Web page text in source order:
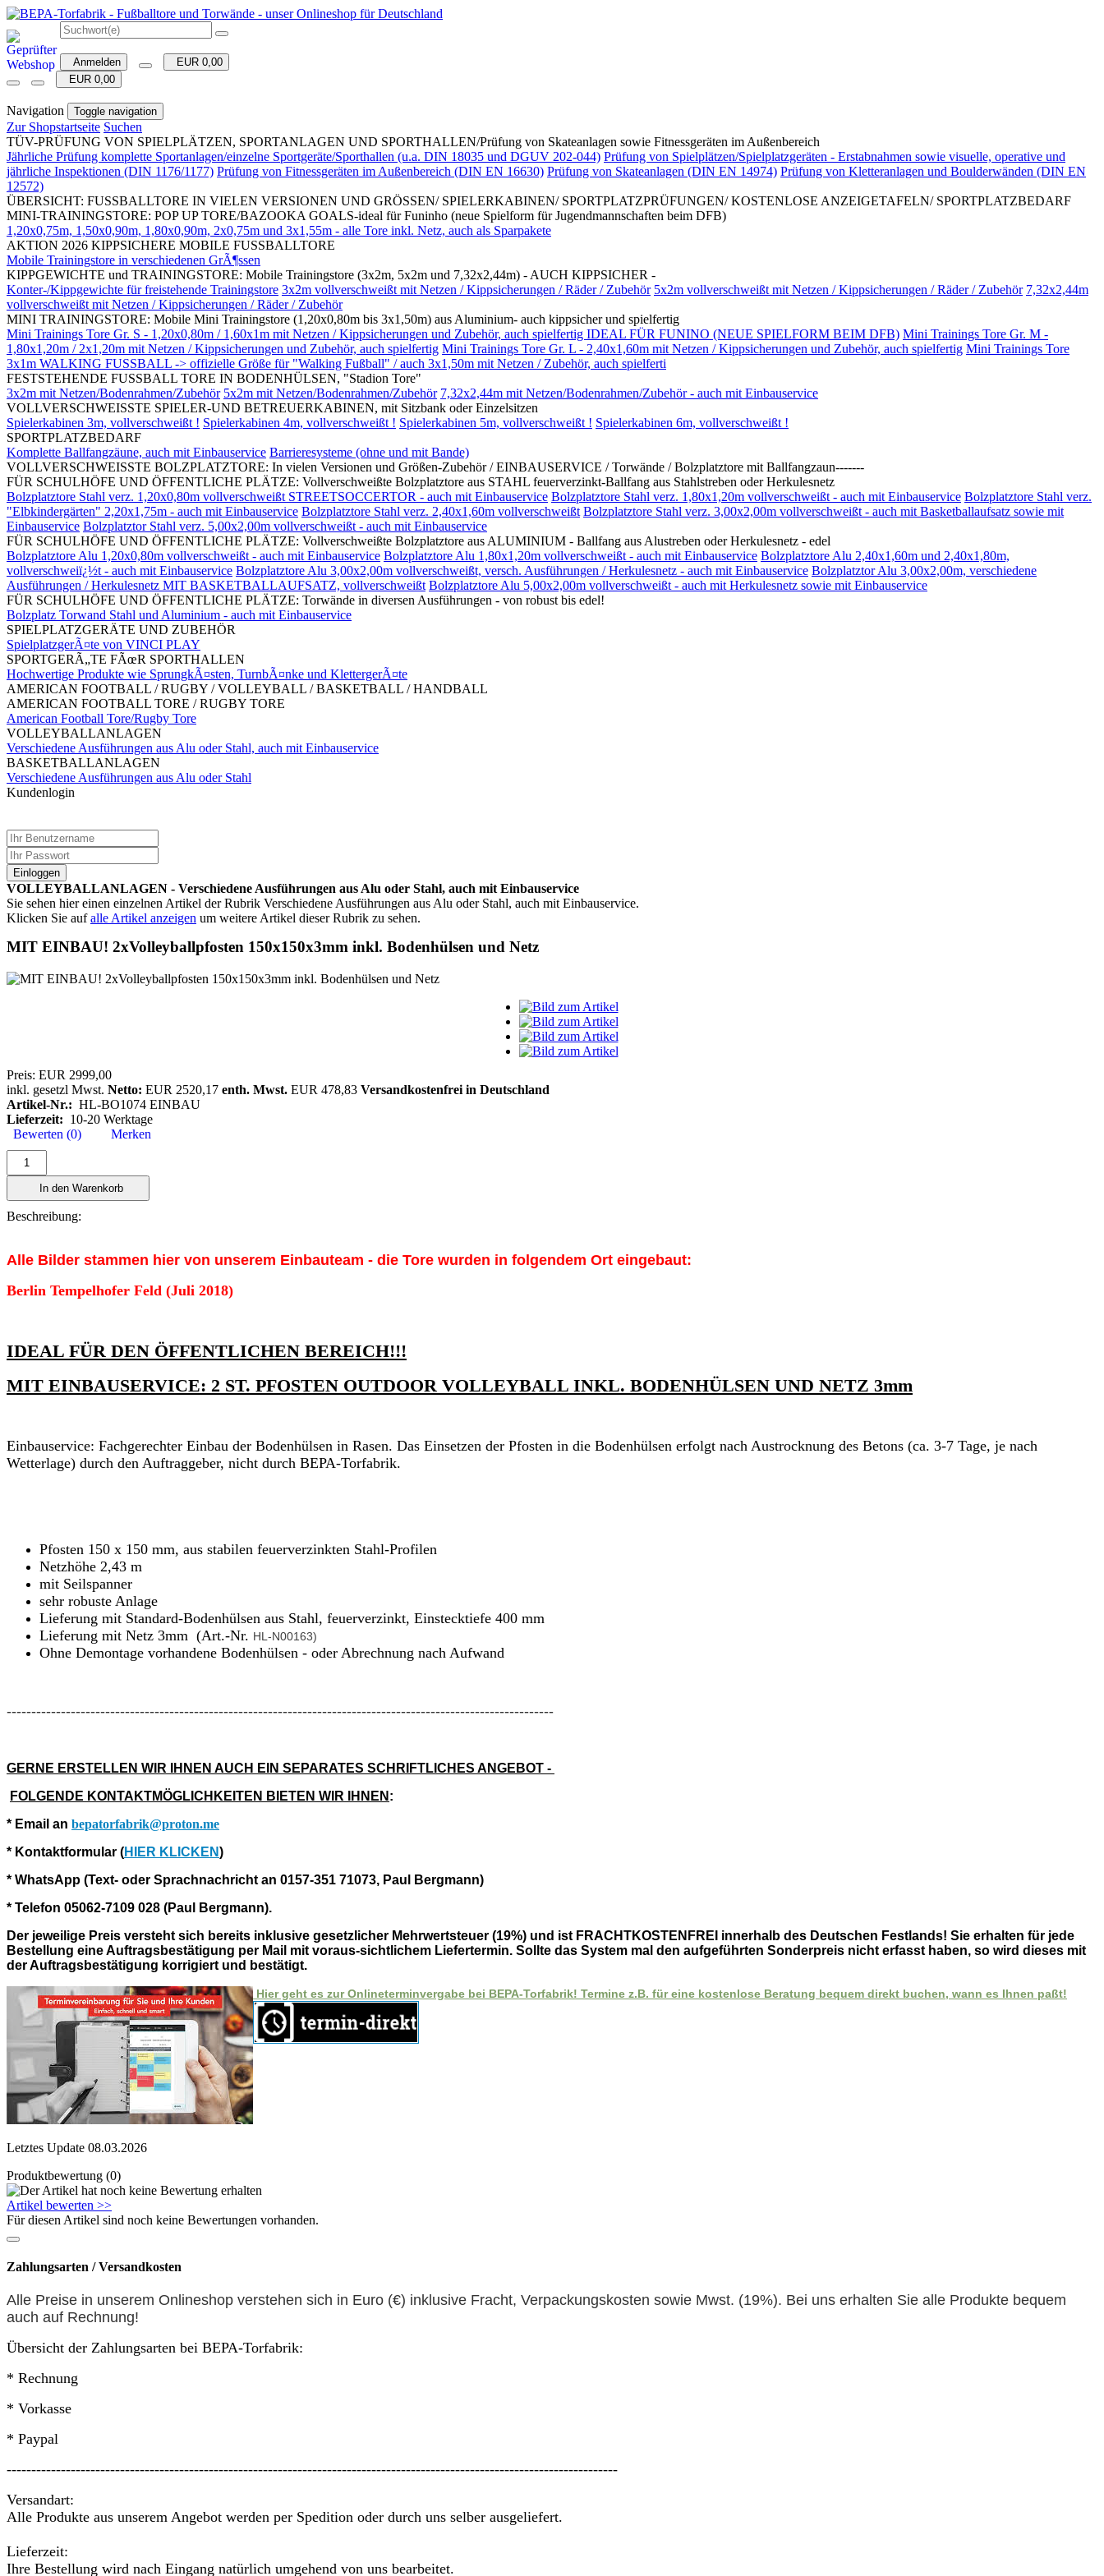
Anmelden
EUR 0,00
EUR 0,00
Navigation Toggle navigation
Zur Shopstartseite Suchen
TÜV-PRÜFUNG VON SPIELPLÄTZEN, SPORTANLAGEN UND SPORTHALLEN/Prüfung von Skateanlagen sowie Fitnessgeräten im Außenbereich
Jährliche Prüfung komplette Sportanlagen/einzelne Sportgeräte/Sporthallen (u.a. DIN 18035 und DGUV 202-044) Prüfung von Spielplätzen/Spielplatzgeräten - Erstabnahmen sowie visuelle, operative und
jährliche Inspektionen (DIN 1176/1177) Prüfung von Fitnessgeräten im Außenbereich (DIN EN 16630) Prüfung von Skateanlagen (DIN EN 14974) Prüfung von Kletteranlagen und Boulderwänden (DIN EN
12572)
ÜBERSICHT: FUSSBALLTORE IN VIELEN VERSIONEN UND GRÖSSEN/ SPIELERKABINEN/ SPORTPLATZPRÜFUNGEN/ KOSTENLOSE ANZEIGETAFELN/ SPORTPLATZBEDARF
MINI-TRAININGSTORE: POP UP TORE/BAZOOKA GOALS-ideal für Funinho (neue Spielform für Jugendmannschaften beim DFB)
1,20x0,75m, 1,50x0,90m, 1,80x0,90m, 2x0,75m und 3x1,55m - alle Tore inkl. Netz, auch als Sparpakete
AKTION 2026 KIPPSICHERE MOBILE FUSSBALLTORE
Mobile Trainingstore in verschiedenen GrÃ¶ssen
KIPPGEWICHTE und TRAININGSTORE: Mobile Trainingstore (3x2m, 5x2m und 7,32x2,44m) - AUCH KIPPSICHER -
Konter-/Kippgewichte für freistehende Trainingstore 3x2m vollverschweißt mit Netzen / Kippsicherungen / Räder / Zubehör 5x2m vollverschweißt mit Netzen / Kippsicherungen / Räder / Zubehör 7,32x2,44m
vollverschweißt mit Netzen / Kippsicherungen / Räder / Zubehör
MINI TRAININGSTORE: Mobile Mini Trainingstore (1,20x0,80m bis 3x1,50m) aus Aluminium- auch kippsicher und spielfertig
Mini Trainings Tore Gr. S - 1,20x0,80m / 1,60x1m mit Netzen / Kippsicherungen und Zubehör, auch spielfertig IDEAL FÜR FUNINO (NEUE SPIELFORM BEIM DFB) Mini Trainings Tore Gr. M -
1,80x1,20m / 2x1,20m mit Netzen / Kippsicherungen und Zubehör, auch spielfertig Mini Trainings Tore Gr. L - 2,40x1,60m mit Netzen / Kippsicherungen und Zubehör, auch spielfertig Mini Trainings Tore
3x1m WALKING FUSSBALL -> offizielle Größe für "Walking Fußball" / auch 3x1,50m mit Netzen / Zubehör, auch spielferti
FESTSTEHENDE FUSSBALL TORE IN BODENHÜLSEN, "Stadion Tore"
3x2m mit Netzen/Bodenrahmen/Zubehör 5x2m mit Netzen/Bodenrahmen/Zubehör 7,32x2,44m mit Netzen/Bodenrahmen/Zubehör - auch mit Einbauservice
VOLLVERSCHWEISSTE SPIELER-UND BETREUERKABINEN, mit Sitzbank oder Einzelsitzen
Spielerkabinen 3m, vollverschweißt ! Spielerkabinen 4m, vollverschweißt ! Spielerkabinen 5m, vollverschweißt ! Spielerkabinen 6m, vollverschweißt !
SPORTPLATZBEDARF
Komplette Ballfangzäune, auch mit Einbauservice Barrieresysteme (ohne und mit Bande)
VOLLVERSCHWEISSTE BOLZPLATZTORE: In vielen Versionen und Größen-Zubehör / EINBAUSERVICE / Torwände / Bolzplatztore mit Ballfangzaun-------
FÜR SCHULHÖFE UND ÖFFENTLICHE PLÄTZE: Vollverschweißte Bolzplatztore aus STAHL feuerverzinkt-Ballfang aus Stahlstreben oder Herkulesnetz
Bolzplatztore Stahl verz. 1,20x0,80m vollverschweißt STREETSOCCERTOR - auch mit Einbauservice Bolzplatztore Stahl verz. 1,80x1,20m vollverschweißt - auch mit Einbauservice Bolzplatztore Stahl verz.
"Elbkindergärten" 2,20x1,75m - auch mit Einbauservice Bolzplatztore Stahl verz. 2,40x1,60m vollverschweißt Bolzplatztore Stahl verz. 3,00x2,00m vollverschweißt - auch mit Basketballaufsatz sowie mit
Einbauservice Bolzplatztor Stahl verz. 5,00x2,00m vollverschweißt - auch mit Einbauservice
FÜR SCHULHÖFE UND ÖFFENTLICHE PLÄTZE: Vollverschweißte Bolzplatztore aus ALUMINIUM - Ballfang aus Alustreben oder Herkulesnetz - edel
Bolzplatztore Alu 1,20x0,80m vollverschweißt - auch mit Einbauservice Bolzplatztore Alu 1,80x1,20m vollverschweißt - auch mit Einbauservice Bolzplatztore Alu 2,40x1,60m und 2,40x1,80m,
vollverschweiï¿½t - auch mit Einbauservice Bolzplatztore Alu 3,00x2,00m vollverschweißt, versch. Ausführungen / Herkulesnetz - auch mit Einbauservice Bolzplatztor Alu 3,00x2,00m, verschiedene
Ausführungen / Herkulesnetz MIT BASKETBALLAUFSATZ, vollverschweißt Bolzplatztore Alu 5,00x2,00m vollverschweißt - auch mit Herkulesnetz sowie mit Einbauservice
FÜR SCHULHÖFE UND ÖFFENTLICHE PLÄTZE: Torwände in diversen Ausführungen - von robust bis edel!
Bolzplatz Torwand Stahl und Aluminium - auch mit Einbauservice
SPIELPLATZGERÄTE UND ZUBEHÖR
SpielplatzgerÃ¤te von VINCI PLAY
SPORTGERÃ„TE FÃœR SPORTHALLEN
Hochwertige Produkte wie SprungkÃ¤sten, TurnbÃ¤nke und KlettergerÃ¤te
AMERICAN FOOTBALL / RUGBY / VOLLEYBALL / BASKETBALL / HANDBALL
AMERICAN FOOTBALL TORE / RUGBY TORE
American Football Tore/Rugby Tore
VOLLEYBALLANLAGEN
Verschiedene Ausführungen aus Alu oder Stahl, auch mit Einbauservice
BASKETBALLANLAGEN
Verschiedene Ausführungen aus Alu oder Stahl
Kundenlogin
Einloggen
VOLLEYBALLANLAGEN - Verschiedene Ausführungen aus Alu oder Stahl, auch mit Einbauservice
Sie sehen hier einen einzelnen Artikel der Rubrik Verschiedene Ausführungen aus Alu oder Stahl, auch mit Einbauservice.
Klicken Sie aufalle Artikel anzeigen um weitere Artikel dieser Rubrik zu sehen.
MIT EINBAU! 2xVolleyballpfosten 150x150x3mm inkl. Bodenhülsen und Netz
Preis: EUR 2999,00
inkl. gesetzl Mwst. Netto: EUR 2520,17 enth. Mwst. EUR 478,83 Versandkostenfrei in Deutschland
Artikel-Nr.: HL-BO1074 EINBAU
Lieferzeit: 10-20 Werktage
Bewerten (0)
Merken
In den Warenkorb
Beschreibung:
Alle Bilder stammen hier von unserem Einbauteam - die Tore wurden in folgendem Ort eingebaut:
Berlin Tempelhofer Feld (Juli 2018)
IDEAL FÜR DEN ÖFFENTLICHEN BEREICH!!!
MIT EINBAUSERVICE: 2 ST. PFOSTEN OUTDOOR VOLLEYBALL INKL. BODENHÜLSEN UND NETZ 3mm
Einbauservice: Fachgerechter Einbau der Bodenhülsen in Rasen. Das Einsetzen der Pfosten in die Bodenhülsen erfolgt nach Austrocknung des Betons (ca. 3-7 Tage, je nach
Wetterlage) durch den Auftraggeber, nicht durch BEPA-Torfabrik.
Pfosten 150 x 150 mm, aus stabilen feuerverzinkten Stahl-Profilen
Netzhöhe 2,43 m
mit Seilspanner
sehr robuste Anlage
Lieferung mit Standard-Bodenhülsen aus Stahl, feuerverzinkt, Einstecktiefe 400 mm
Lieferung mit Netz 3mm (Art.-Nr. HL-N00163)
Ohne Demontage vorhandene Bodenhülsen - oder Abrechnung nach Aufwand
---------------------------------------------------------------------------------------------------------------
GERNE ERSTELLEN WIR IHNEN AUCH EIN SEPARATES SCHRIFTLICHES ANGEBOT -
FOLGENDE KONTAKTMÖGLICHKEITEN BIETEN WIR IHNEN :
* Email an bepatorfabrik@proton.me
* Kontaktformular (HIER KLICKEN)
* WhatsApp (Text- oder Sprachnachricht an 0157-351 71073, Paul Bergmann)
* Telefon 05062-7109 028 (Paul Bergmann).
Der jeweilige Preis versteht sich bereits inklusive gesetzlicher Mehrwertsteuer (19%) und ist FRACHTKOSTENFREI innerhalb des Deutschen Festlands! Sie erhalten für jede
Bestellung eine Auftragsbestätigung per Mail mit voraus-sichtlichem Liefertermin. Sollte das System mal den aufgeführten Sonderpreis nicht erfasst haben, so wird dieses mit
der Auftragsbestätigung korrigiert und bestätigt.
Hier geht es zur Onlineterminvergabe bei BEPA-Torfabrik! Termine z.B. für eine kostenlose Beratung bequem direkt buchen, wann es Ihnen paßt!
Letztes Update 08.03.2026
Produktbewertung (0)
Artikel bewerten >>
Für diesen Artikel sind noch keine Bewertungen vorhanden.
Zahlungsarten / Versandkosten
Alle Preise in unserem Onlineshop verstehen sich in Euro (€) inklusive Fracht, Verpackungskosten sowie Mwst. (19%). Bei uns erhalten Sie alle Produkte bequem
auch auf Rechnung!
Übersicht der Zahlungsarten bei BEPA-Torfabrik:
* Rechnung
* Vorkasse
* Paypal
----------------------------------------------------------------------------------------------------------------------------
Versandart:
Alle Produkte aus unserem Angebot werden per Spedition oder durch uns selber ausgeliefert.
Lieferzeit:
Ihre Bestellung wird nach Eingang natürlich umgehend von uns bearbeitet.